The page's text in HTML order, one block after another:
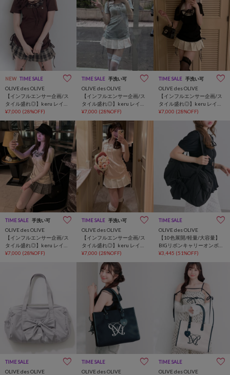
NEW TIME SALE
OLIVE des OLIVE
【インフルエンサー企画/ス
タイル盛れ◎】keru レイヤ
ード風着痩せミニワンピ
¥7,000 (28%OFF)
TIME SALE 手洗い可
OLIVE des OLIVE
【インフルエンサー企画/ス
タイル盛れ◎】keru レイヤ
ード風着痩せミニワンピ
¥7,000 (28%OFF)
TIME SALE 手洗い可
OLIVE des OLIVE
【インフルエンサー企画/ス
タイル盛れ◎】keru レイヤ
ード風着痩せミニワンピ
¥7,000 (28%OFF)
TIME SALE 手洗い可
OLIVE des OLIVE
【インフルエンサー企画/ス
タイル盛れ◎】keru レイヤ
ード風着痩せミニワンピ
¥7,000 (28%OFF)
TIME SALE 手洗い可
OLIVE des OLIVE
【インフルエンサー企画/ス
タイル盛れ◎】keru レイヤ
ード風着痩せミニワンピ
¥7,000 (28%OFF)
TIME SALE
OLIVE des OLIVE
【10色展開/軽量/大容量】
BIGリボンキャリーオンボス
トンバッグ
¥3,445 (51%OFF)
TIME SALE
OLIVE des OLIVE
TIME SALE
OLIVE des OLIVE
TIME SALE
OLIVE des OLIVE